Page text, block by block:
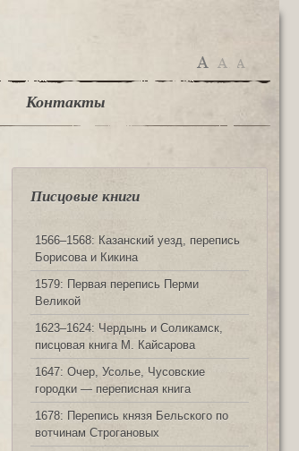
Контакты
Писцовые книги
1566‒1568: Казанский уезд, перепись
Борисова и Кикина
1579: Первая перепись Перми
Великой
1623‒1624: Чердынь и Соликамск,
писцовая книга М. Кайсарова
1647: Очер, Усолье, Чусовские
городки — переписная книга
1678: Перепись князя Бельского по
вотчинам Строгановых